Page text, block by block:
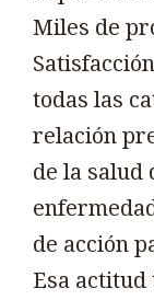
Miles de
todas las
relación
de la salud
de acción
Esa actitud